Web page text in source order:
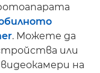
. Можете да
или
на